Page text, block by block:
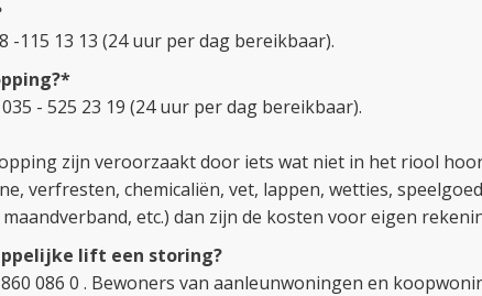
-115 13 13 (24 uur per dag bereikbaar).
- 525 23 19 (24 uur per dag bereikbaar).
zijn veroorzaakt door iets wat niet in het riool
verfresten, chemicaliën, vet, lappen, wetties,
etc.) dan zijn de kosten voor eigen
lift een storing?
086 0 . Bewoners van aanleunwoningen en